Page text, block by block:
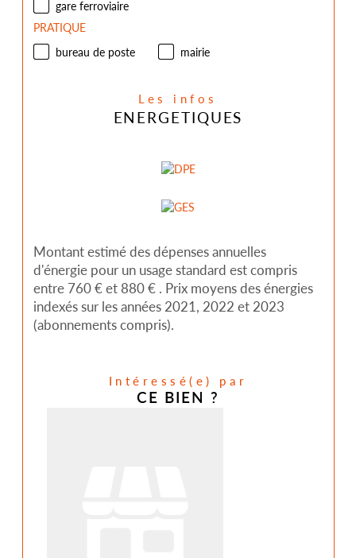
gare ferroviaire
PRATIQUE
bureau de poste
mairie
Les infos
ENERGETIQUES
Montant estimé des dépenses annuelles
d'énergie pour un usage standard est compris
entre 760 € et 880 € . Prix moyens des énergies
indexés sur les années 2021, 2022 et 2023
(abonnements compris).
Intéressé(e) par
CE BIEN ?